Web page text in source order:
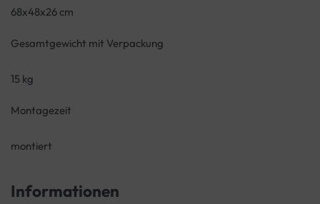
68x48x26 cm
Gesamtgewicht mit Verpackung
15 kg
Montagezeit
montiert
Informationen